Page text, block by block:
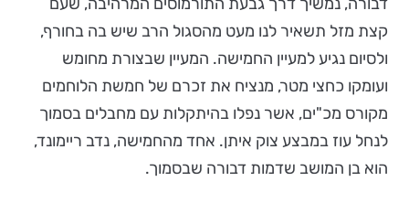
קצת מזל תשאיר לנו מעט מהסגול הרב שיש בה בחורף,
ולסיום נגיע למעיין החמישה. המעיין שבצורת מחומש
ועומקו כחצי מטר, מנציח את זכרם של חמשת הלוחמים
מקורס מכ"ים, אשר נפלו בהיתקלות עם מחבלים בסמוך
לנחל עוז במבצע צוק איתן. אחד מהחמישה, נדב ריימונד,
הוא בן המושב שדמות דבורה שבסמוך.